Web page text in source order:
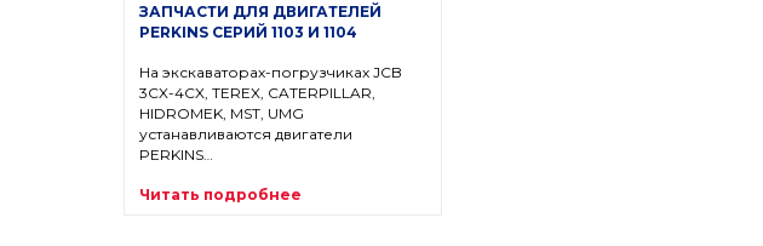
ЗАПЧАСТИ ДЛЯ ДВИГАТЕЛЕЙ
PERKINS СЕРИЙ 1103 И 1104
На экскаваторах-погрузчиках JCB
3CX-4CX, TEREX, CATERPILLAR,
HIDROMEK, MST, UMG
устанавливаются двигатели
PERKINS…
Читать подробнее